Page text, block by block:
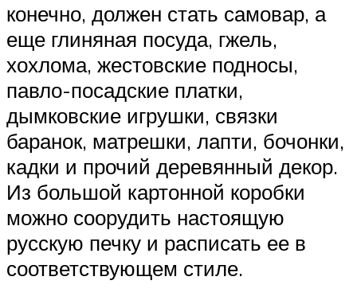
конечно, должен стать самовар, а
еще глиняная посуда, гжель,
хохлома, жестовские подносы,
павло-посадские платки,
дымковские игрушки, связки
баранок, матрешки, лапти, бочонки,
кадки и прочий деревянный декор.
Из большой картонной коробки
можно соорудить настоящую
русскую печку и расписать ее в
соответствующем стиле.